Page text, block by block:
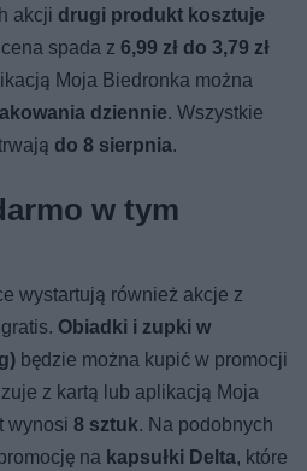
akcji drugi produkt kosztuje
spada z6,99 zł do 3,79 zł
Moja Biedronka można
dziennie. Wszystkie
do 8 sierpnia.
w tym
wystartują również akcje z
Obiadki i zupki w
będzie można kupić w promocji
z kartą lub aplikacją Moja
wynosi8 sztuk. Na podobnych
na kapsułki Delta, które